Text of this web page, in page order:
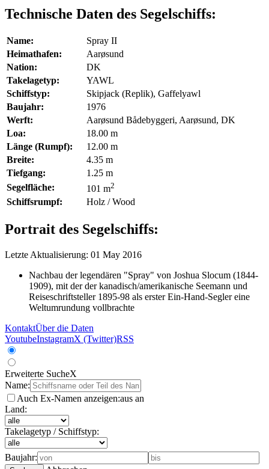
Technische Daten des Segelschiffs:
Name:
Spray II
Heimathafen:
Aarøsund
Nation:
DK
Takelagetyp:
YAWL
Schiffstyp:
Skipjack (Replik), Gaffelyawl
Baujahr:
1976
Werft:
Aarøsund Bådebyggeri, Aarøsund, DK
Loa:
18.00 m
Länge (Rumpf):
12.00 m
Breite:
4.35 m
Tiefgang:
1.25 m
Segelfläche:
101 m2
Schiffsrumpf: Holz / Wood
Portrait des Segelschiffs:
Letzte Aktualisierung: 01 May 2016
Nachbau der legendären "Spray" von Joshua Slocum (1844-
1909), mit der der kanadisch/amerikanische Seemann und
Reiseschriftsteller 1895-98 als erster Ein-Hand-Segler eine
Weltumrundung vollbrachte
KontaktÜber die Daten
YoutubeInstagramX (Twitter)RSS
Erweiterte SucheX
Name:
Auch Ex-Namen anzeigen:aus an
Land:
Takelagetyp / Schiffstyp:
Baujahr: